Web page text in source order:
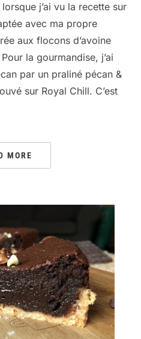
j’ai vu la recette sur
avec ma propre
aux flocons d’avoine
la gourmandise, j’ai
par un praliné pécan &
sur Royal Chill. C’est
MORE